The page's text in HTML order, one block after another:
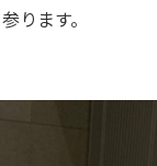
ります。